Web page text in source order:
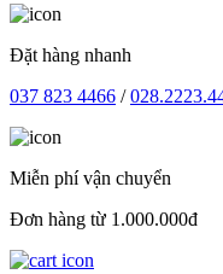
Đặt hàng nhanh
037 823 4466 /
Miễn phí vận chuyển
Đơn hàng từ 1.000.000đ